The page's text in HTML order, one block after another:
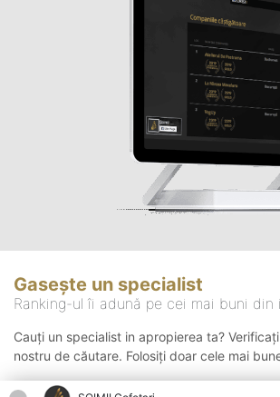
Gasește un specialist
Ranking-ul îi adună pe cei mai buni din
Cauți un specialist in apropierea ta?
nostru de căutare. Folosiți doar cele mai